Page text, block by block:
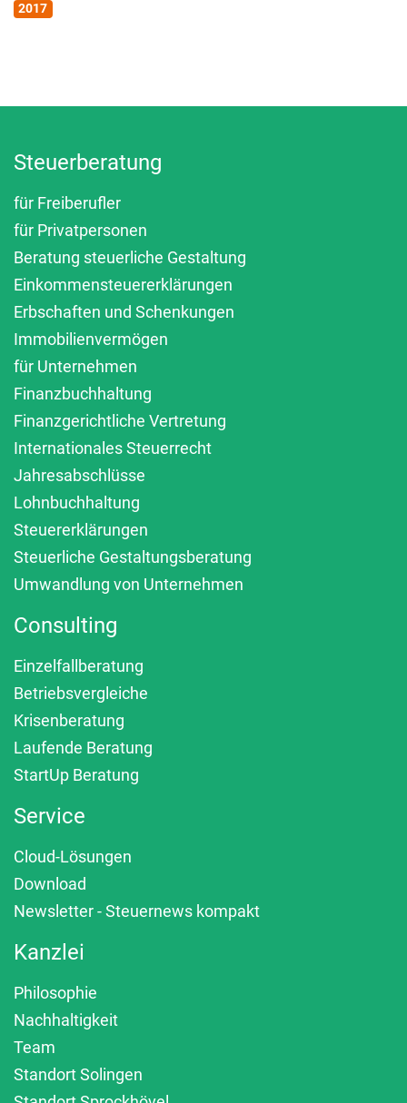
2017
Steuerberatung
für Freiberufler
für Privatpersonen
Beratung steuerliche Gestaltung
Einkommensteuererklärungen
Erbschaften und Schenkungen
Immobilienvermögen
für Unternehmen
Finanzbuchhaltung
Finanzgerichtliche Vertretung
Internationales Steuerrecht
Jahresabschlüsse
Lohnbuchhaltung
Steuererklärungen
Steuerliche Gestaltungsberatung
Umwandlung von Unternehmen
Consulting
Einzelfallberatung
Betriebsvergleiche
Krisenberatung
Laufende Beratung
StartUp Beratung
Service
Cloud-Lösungen
Download
Newsletter - Steuernews kompakt
Kanzlei
Philosophie
Nachhaltigkeit
Team
Standort Solingen